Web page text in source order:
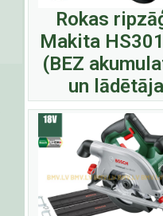
Rokas
Makita
(BEZ
un